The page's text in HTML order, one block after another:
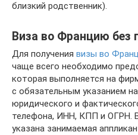
близкий родственник).
Виза во Францию без
Для получения визы во
чаще всего необходимо
которая выполняется на
с обязательным указанием
юридического и
телефона, ИНН, КПП и ОГРН.
указана занимаемая